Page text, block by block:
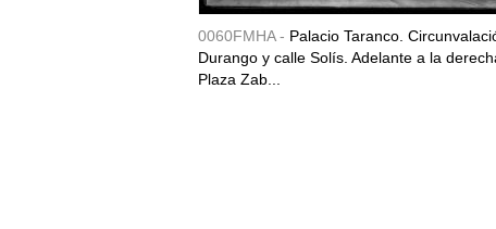
0060FMHA - Palacio Taranco.
Durango y calle Solís. Adelante a la
Plaza Zab...